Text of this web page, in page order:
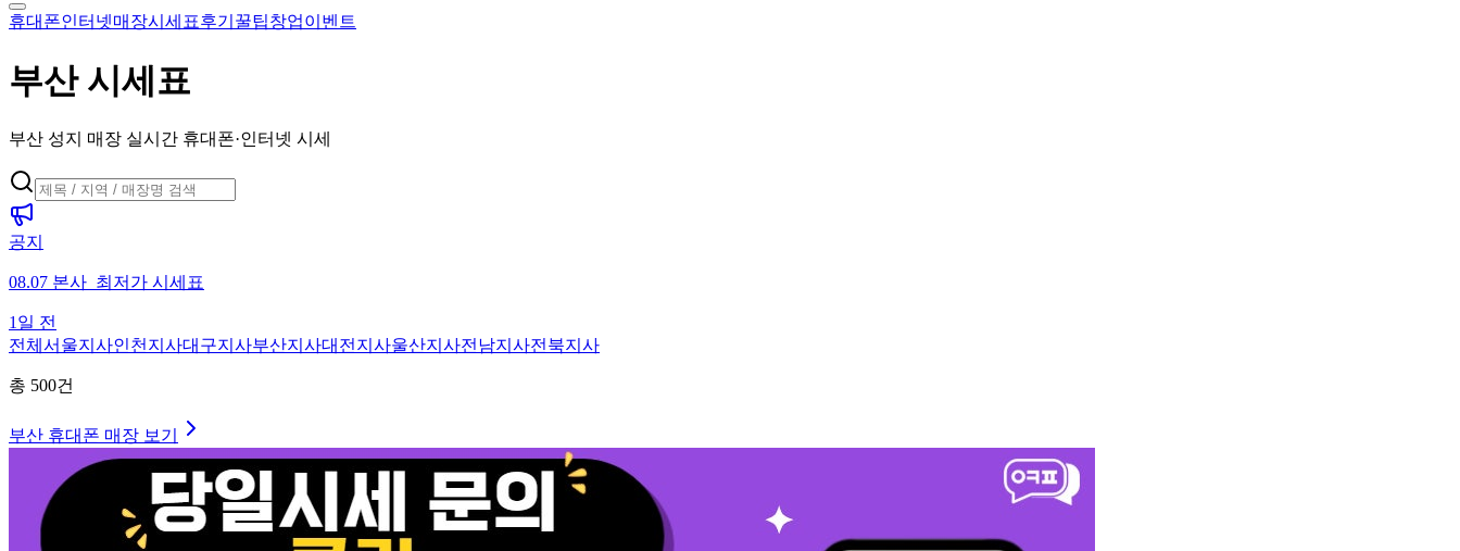
휴대폰인터넷매장시세표후기 꿀팁창업이벤트
부산 시세표
부산 성지 매장 실시간 휴대폰·인터넷 시세
공지
08.07 본사_최저가 시세표
1일 전
전체 서울지사인천지사대구지사부산지사대전지사울산지사전남지사전북지사
총 500건
부산 휴대폰 매장 보기